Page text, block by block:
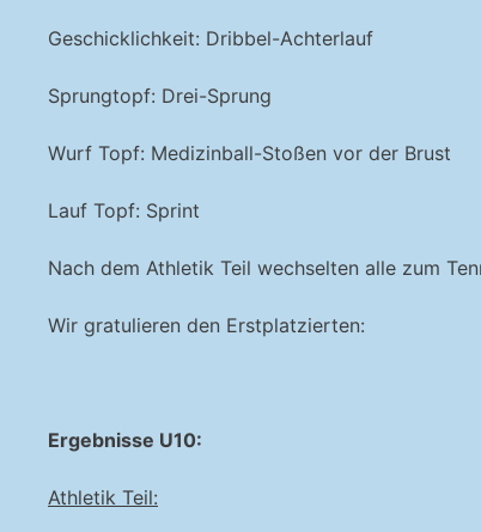
Geschicklichkeit: Dribbel-Achterlauf
Sprungtopf: Drei-Sprung
Wurf Topf: Medizinball-Stoßen vor der Brust
Lauf Topf: Sprint
Nach dem Athletik Teil wechselten alle zum
Wir gratulieren den Erstplatzierten:
Ergebnisse U10:
Athletik Teil: